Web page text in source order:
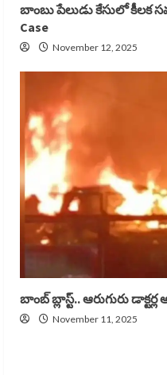
బాంబు పేలుడు కేసులో కీలక
Case
November 12, 2025
బాంబ్ బ్లాస్ట్.. ఆరుగురు
November 11, 2025